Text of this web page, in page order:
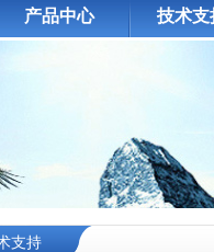
产品中心 技术支
支持